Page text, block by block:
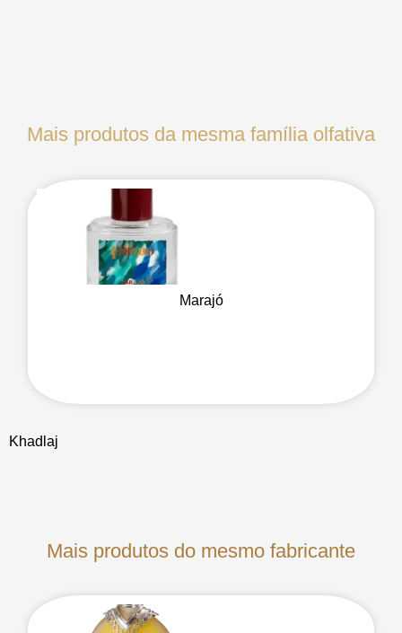
Mais produtos da mesma família olfativa
Marajó
Khadlaj
Mais produtos do mesmo fabricante